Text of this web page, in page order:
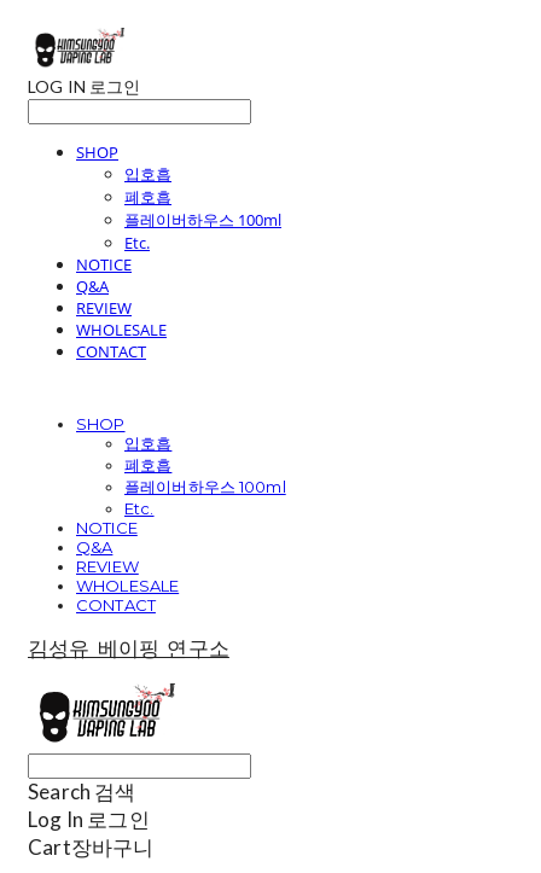
LOG IN 로그인
SHOP
입호흡
폐호흡
플레이버하우스 100ml
Etc.
NOTICE
Q&A
REVIEW
WHOLESALE
CONTACT
SHOP
입호흡
폐호흡
플레이버하우스 100ml
Etc.
NOTICE
Q&A
REVIEW
WHOLESALE
CONTACT
김성유 베이핑 연구소
Search 검색
Log In 로그인
Cart장바구니